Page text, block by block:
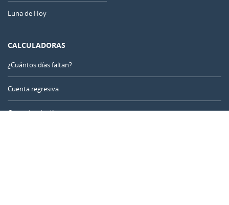
Luna de Hoy
CALCULADORAS
¿Cuántos días faltan?
Cuenta regresiva
Contador de días